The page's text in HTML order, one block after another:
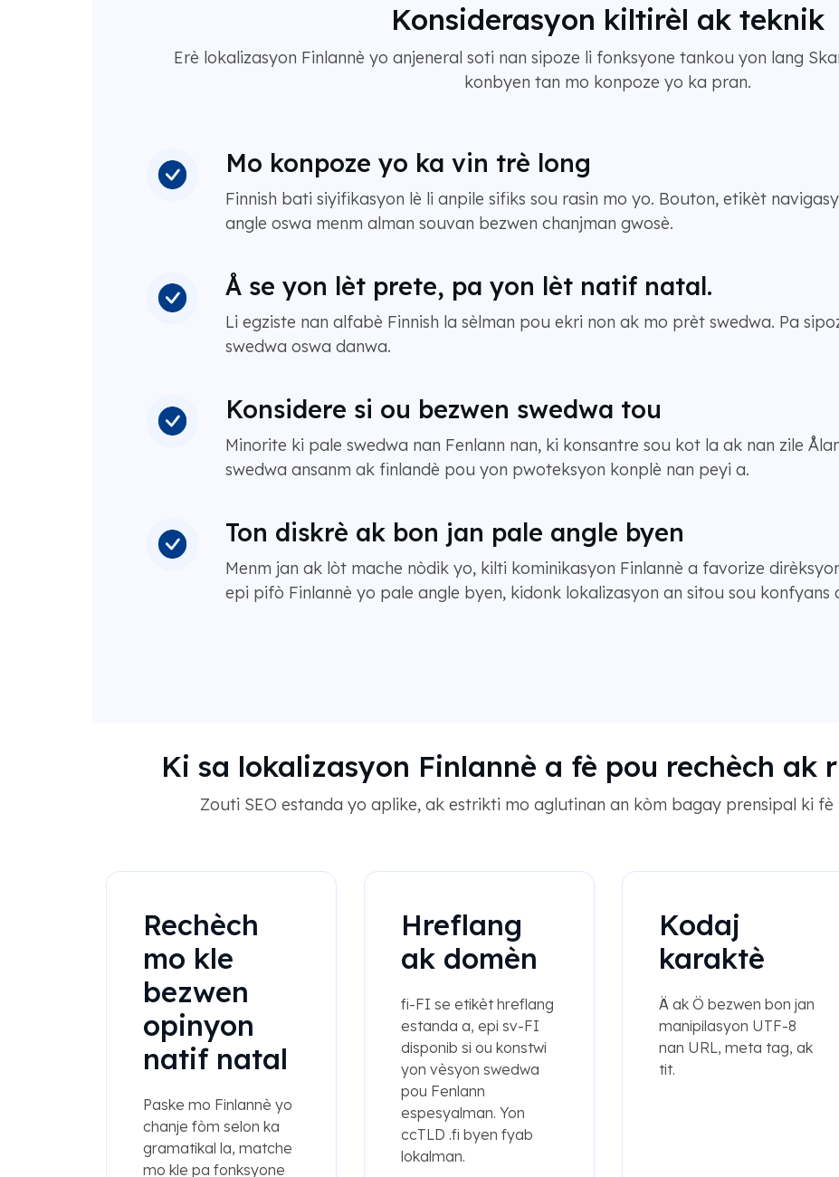
Konsiderasyon kiltirèl ak teknik
Erè lokalizasyon Finlannè yo anjeneral soti nan sipoze li fonksyone tankou yon lang
konbyen tan mo konpoze yo ka pran.
Mo konpoze yo ka vin trè long
Finnish bati siyifikasyon lè li anpile sifiks sou rasin mo yo. Bouton, etikèt
angle oswa menm alman souvan bezwen chanjman gwosè.
Å se yon lèt prete, pa yon lèt natif natal.
Li egziste nan alfabè Finnish la sèlman pou ekri non ak mo prèt swedwa. Pa
swedwa oswa danwa.
Konsidere si ou bezwen swedwa tou
Minorite ki pale swedwa nan Fenlann nan, ki konsantre sou kot la ak nan zile
swedwa ansanm ak finlandè pou yon pwoteksyon konplè nan peyi a.
Ton diskrè ak bon jan pale angle byen
Menm jan ak lòt mache nòdik yo, kilti kominikasyon Finlannè a favorize
epi pifò Finlannè yo pale angle byen, kidonk lokalizasyon an sitou sou konfyans
Ki sa lokalizasyon Finlannè a fè pou rechèch ak
Zouti SEO estanda yo aplike, ak estrikti mo aglutinan an kòm bagay prensipal ki
Rechèch
mo kle
bezwen
opinyon
natif natal
Paske mo Finlannè yo
chanje fòm selon ka
gramatikal la, matche
mo kle pa fonksyone
Hreflang
ak domèn
fi-FI se etikèt hreflang
estanda a, epi sv-FI
disponib si ou konstwi
yon vèsyon swedwa
pou Fenlann
espesyalman. Yon
ccTLD .fi byen fyab
lokalman.
Kodaj
karaktè
Ä ak Ö bezwen bon jan
manipilasyon UTF-8
nan URL, meta tag, ak
tit.